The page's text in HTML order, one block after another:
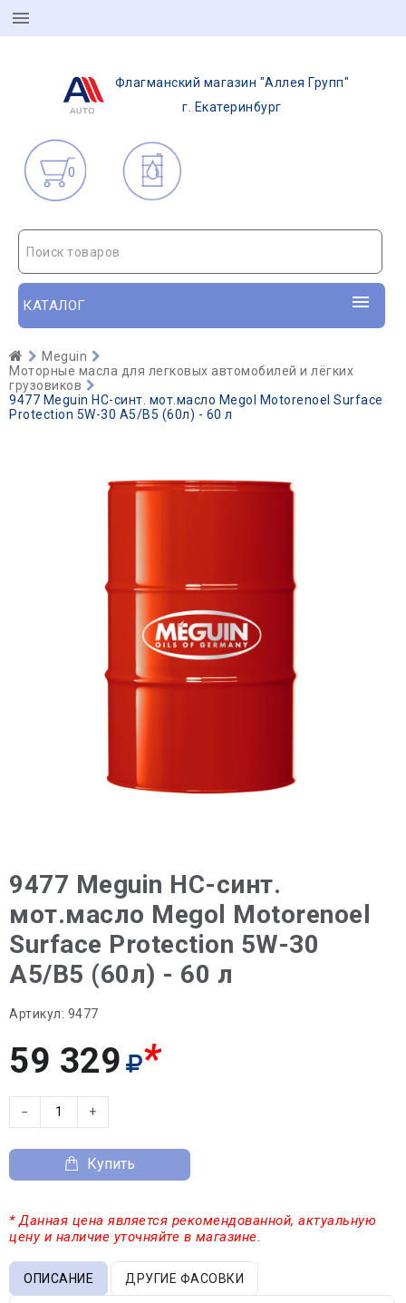
Флагманский магазин "Аллея Групп"
г. Екатеринбург
0
Поиск товаров
КАТАЛОГ
Meguin
Моторные масла для легковых автомобилей и лёгких
грузовиков
9477 Meguin НС-синт. мот.масло Megol Motorenoel Surface
Protection 5W-30 A5/B5 (60л) - 60 л
9477 Meguin НС-синт.
мот.масло Megol Motorenoel
Surface Protection 5W-30
A5/B5 (60л) - 60 л
Артикул: 9477
59 329 *
− +
Купить
* Данная цена является рекомендованной, актуальную
цену и наличие уточняйте в магазине.
ОПИСАНИЕ ДРУГИЕ ФАСОВКИ